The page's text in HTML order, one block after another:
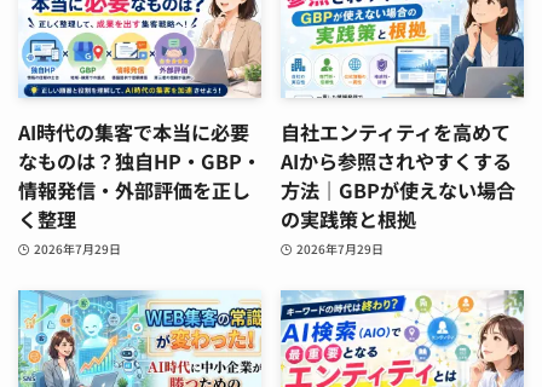
AI時代の集客で本当に必要
なものは？独自HP・GBP・
情報発信・外部評価を正し
く整理
2026年7月29日
自社エンティティを高めて
AIから参照されやすくする
方法｜GBPが使えない場合
の実践策と根拠
2026年7月29日